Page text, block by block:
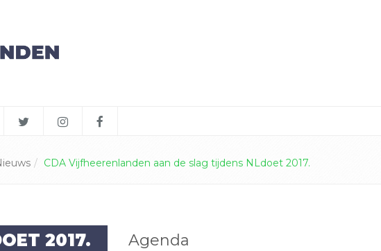
CDA Vijfheerenlanden aan de slag tijdens NLdoet 2017.
2017. Agenda